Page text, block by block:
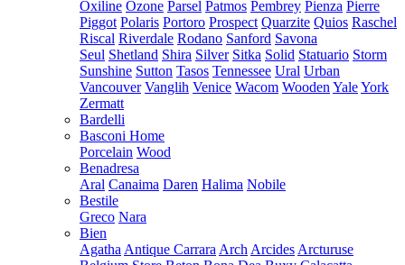
Oxiline Ozone Parsel Patmos Pembrey Pienza Pierre
Piggot Polaris Portoro Prospect Quarzite Quios Raschel
Riscal Riverdale Rodano Sanford Savona
Seul Shetland Shira Silver Sitka Solid Statuario Storm
Sunshine Sutton Tasos Tennessee Ural Urban
Vancouver Vanglih Venice Wacom Wooden YaleYork
Zermatt
Bardelli
Basconi Home
Porcelain Wood
Benadresa
Aral Canaima Daren Halima Nobile
Bestile
Greco Nara
Bien
Agatha Antique Carrara Arch Arcides Arcturuse